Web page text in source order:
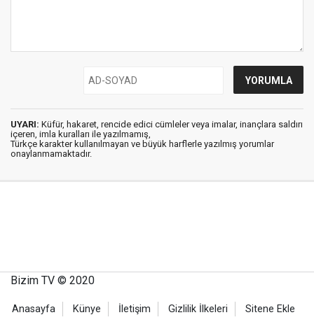
UYARI: Küfür, hakaret, rencide edici cümleler veya imalar, inançlara saldırı
içeren, imla kuralları ile yazılmamış,
Türkçe karakter kullanılmayan ve büyük harflerle yazılmış yorumlar
onaylanmamaktadır.
Bizim TV © 2020
Anasayfa Künye İletişim Gizlilik İlkeleri Sitene Ekle